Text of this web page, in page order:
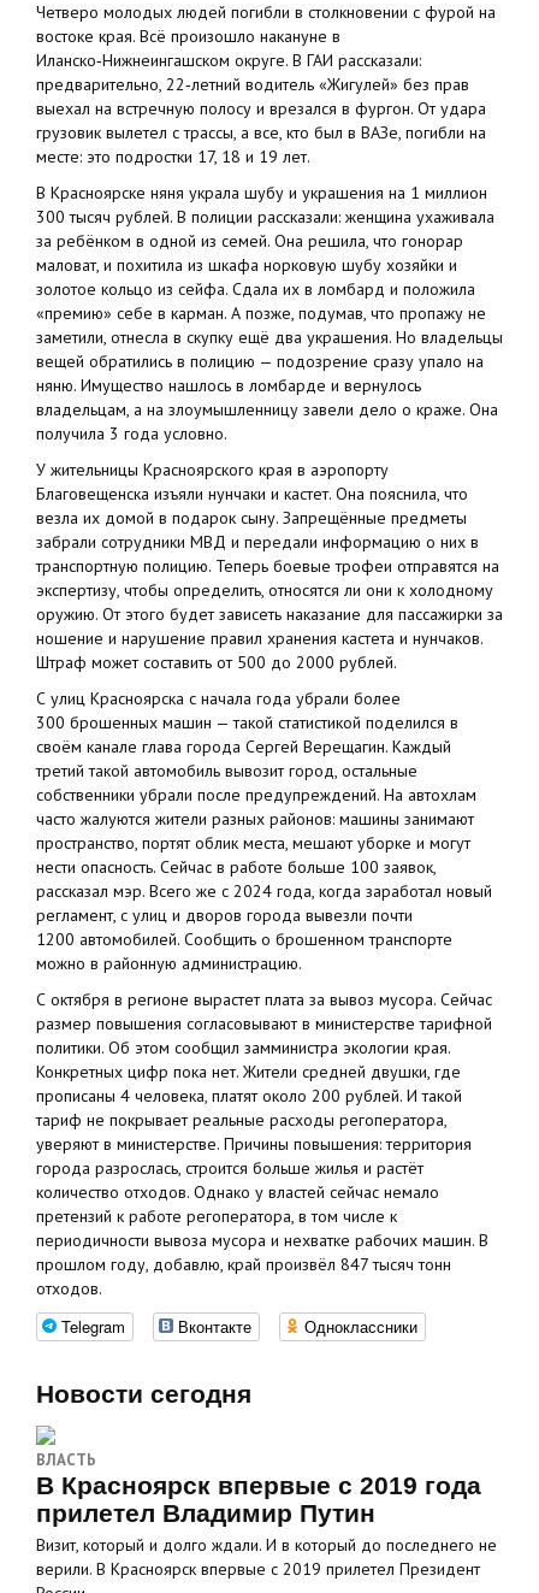
Четверо молодых людей погибли в столкновении с фурой на
востоке края. Всё произошло накануне в
Иланско‑Нижнеингашском округе. В ГАИ рассказали:
предварительно, 22‑летний водитель «Жигулей» без прав
выехал на встречную полосу и врезался в фургон. От удара
грузовик вылетел с трассы, а все, кто был в ВАЗе, погибли на
месте: это подростки 17, 18 и 19 лет.
В Красноярске няня украла шубу и украшения на 1 миллион
300 тысяч рублей. В полиции рассказали: женщина ухаживала
за ребёнком в одной из семей. Она решила, что гонорар
маловат, и похитила из шкафа норковую шубу хозяйки и
золотое кольцо из сейфа. Сдала их в ломбард и положила
«премию» себе в карман. А позже, подумав, что пропажу не
заметили, отнесла в скупку ещё два украшения. Но владельцы
вещей обратились в полицию — подозрение сразу упало на
няню. Имущество нашлось в ломбарде и вернулось
владельцам, а на злоумышленницу завели дело о краже. Она
получила 3 года условно.
У жительницы Красноярского края в аэропорту
Благовещенска изъяли нунчаки и кастет. Она пояснила, что
везла их домой в подарок сыну. Запрещённые предметы
забрали сотрудники МВД и передали информацию о них в
транспортную полицию. Теперь боевые трофеи отправятся на
экспертизу, чтобы определить, относятся ли они к холодному
оружию. От этого будет зависеть наказание для пассажирки за
ношение и нарушение правил хранения кастета и нунчаков.
Штраф может составить от 500 до 2000 рублей.
С улиц Красноярска с начала года убрали более
300 брошенных машин — такой статистикой поделился в
своём канале глава города Сергей Верещагин. Каждый
третий такой автомобиль вывозит город, остальные
собственники убрали после предупреждений. На автохлам
часто жалуются жители разных районов: машины занимают
пространство, портят облик места, мешают уборке и могут
нести опасность. Сейчас в работе больше 100 заявок,
рассказал мэр. Всего же с 2024 года, когда заработал новый
регламент, с улиц и дворов города вывезли почти
1200 автомобилей. Сообщить о брошенном транспорте
можно в районную администрацию.
С октября в регионе вырастет плата за вывоз мусора. Сейчас
размер повышения согласовывают в министерстве тарифной
политики. Об этом сообщил замминистра экологии края.
Конкретных цифр пока нет. Жители средней двушки, где
прописаны 4 человека, платят около 200 рублей. И такой
тариф не покрывает реальные расходы регоператора,
уверяют в министерстве. Причины повышения: территория
города разрослась, строится больше жилья и растёт
количество отходов. Однако у властей сейчас немало
претензий к работе регоператора, в том числе к
периодичности вывоза мусора и нехватке рабочих машин. В
прошлом году, добавлю, край произвёл 847 тысяч тонн
отходов.
Telegram Вконтакте Одноклассники
Новости сегодня
ВЛАСТЬ
В Красноярск впервые с 2019 года
прилетел Владимир Путин
Визит, который и долго ждали. И в который до последнего не
верили. В Красноярск впервые с 2019 прилетел Президент